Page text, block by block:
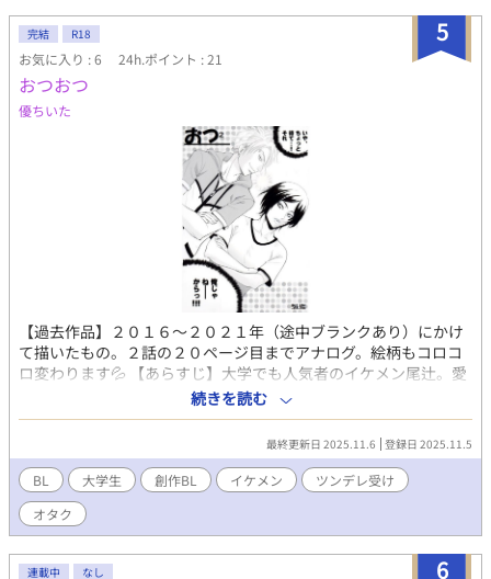
5
完結 R18
お気に入り : 6 24h.ポイント : 21
おつおつ
優ちいた
【過去作品】２０１６～２０２１年（途中ブランクあり）にかけ
て描いたもの。２話の２０ページ目までアナログ。絵柄もコロコ
ロ変わります💦 【あらすじ】大学でも人気者のイケメン尾辻。愛
想もよく、人当りもいいはずなのに、 どうしてもアイツには突っ
かかってしまい…！？なんつってｗっていうお話です。 イケメン
×オタク（でもあまりオタク要素ないかも）■小説「ゆずれない
モノ」と繋がってます。 ■スピンオフの「お前の為の俺なので」
は２０２５年になってから描き足したものです。
続きを読む
最終更新日 2025.11.6 登録日 2025.11.5
BL 大学生 創作BL イケメン
ツンデレ受け
オタク
6
連載中 なし